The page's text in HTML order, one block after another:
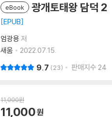
eBook 광개토태왕 담덕 2
EPUB
엄광용 저
새움
2022.07.15.
9.7 23 판매지수 24
11,000원
11,000